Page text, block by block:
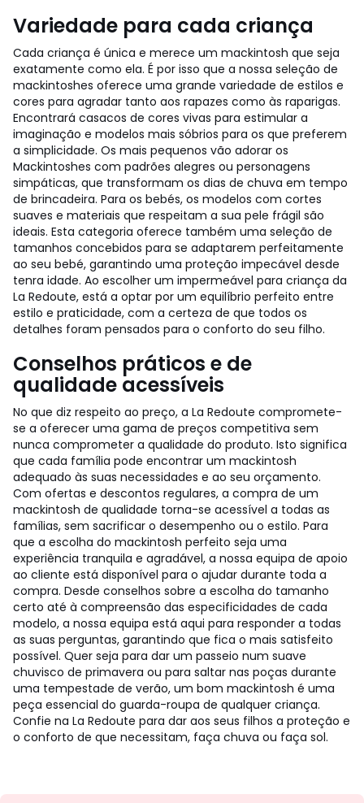
Variedade para cada criança
Cada criança é única e merece um mackintosh que seja
exatamente como ela. É por isso que a nossa seleção de
mackintoshes oferece uma grande variedade de estilos e
cores para agradar tanto aos rapazes como às raparigas.
Encontrará casacos de cores vivas para estimular a
imaginação e modelos mais sóbrios para os que preferem
a simplicidade. Os mais pequenos vão adorar os
Mackintoshes com padrões alegres ou personagens
simpáticas, que transformam os dias de chuva em tempo
de brincadeira. Para os bebés, os modelos com cortes
suaves e materiais que respeitam a sua pele frágil são
ideais. Esta categoria oferece também uma seleção de
tamanhos concebidos para se adaptarem perfeitamente
ao seu bebé, garantindo uma proteção impecável desde
tenra idade. Ao escolher um impermeável para criança da
La Redoute, está a optar por um equilíbrio perfeito entre
estilo e praticidade, com a certeza de que todos os
detalhes foram pensados para o conforto do seu filho.
Conselhos práticos e de
qualidade acessíveis
No que diz respeito ao preço, a La Redoute compromete-
se a oferecer uma gama de preços competitiva sem
nunca comprometer a qualidade do produto. Isto significa
que cada família pode encontrar um mackintosh
adequado às suas necessidades e ao seu orçamento.
Com ofertas e descontos regulares, a compra de um
mackintosh de qualidade torna-se acessível a todas as
famílias, sem sacrificar o desempenho ou o estilo. Para
que a escolha do mackintosh perfeito seja uma
experiência tranquila e agradável, a nossa equipa de apoio
ao cliente está disponível para o ajudar durante toda a
compra. Desde conselhos sobre a escolha do tamanho
certo até à compreensão das especificidades de cada
modelo, a nossa equipa está aqui para responder a todas
as suas perguntas, garantindo que fica o mais satisfeito
possível. Quer seja para dar um passeio num suave
chuvisco de primavera ou para saltar nas poças durante
uma tempestade de verão, um bom mackintosh é uma
peça essencial do guarda-roupa de qualquer criança.
Confie na La Redoute para dar aos seus filhos a proteção e
o conforto de que necessitam, faça chuva ou faça sol.